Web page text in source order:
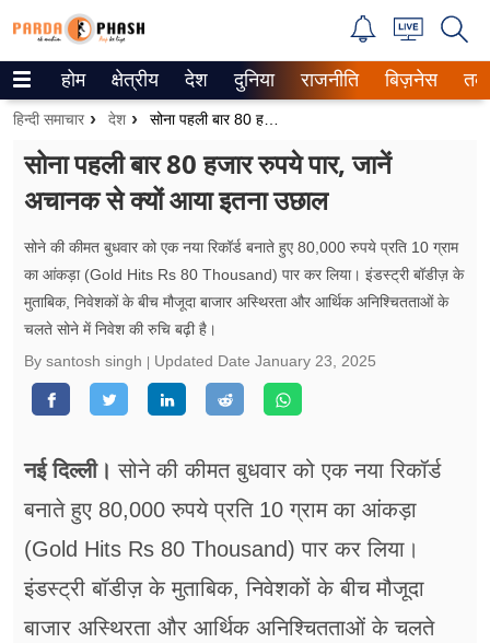
Trending on Google News
ePaper
वेब स्टोरीज
उत्तर प्रदेश
गैलरी
रिलेशनशिप
फूड
सेहत
ब्‍यूटी
होम क्षेत्रीय देश दुनिया राजनीति बिज़नेस
हिन्दी समाचार देश
सोना पहली बार 80 हजार रुपये पार, जानें
अचानक से क्यों आया इतना उछाल
सोने की कीमत बुधवार को एक नया रिकॉर्ड बनाते हुए 80,000 रुपये प्रति 10 ग्राम
का आंकड़ा (Gold Hits Rs 80 Thousand) पार कर लिया। इंडस्ट्री बॉडीज़ के
मुताबिक, निवेशकों के बीच मौजूदा बाजार अस्थिरता और आर्थिक अनिश्चितताओं के
चलते सोने में निवेश की रुचि बढ़ी है।
By santosh singh
Updated Date January 23, 2025
नई दिल्ली। सोने की कीमत बुधवार को एक नया रिकॉर्ड
बनाते हुए 80,000 रुपये प्रति 10 ग्राम का आंकड़ा
(Gold Hits Rs 80 Thousand) पार कर लिया।
इंडस्ट्री बॉडीज़ के मुताबिक, निवेशकों के बीच मौजूदा
बाजार अस्थिरता और आर्थिक अनिश्चितताओं के चलते